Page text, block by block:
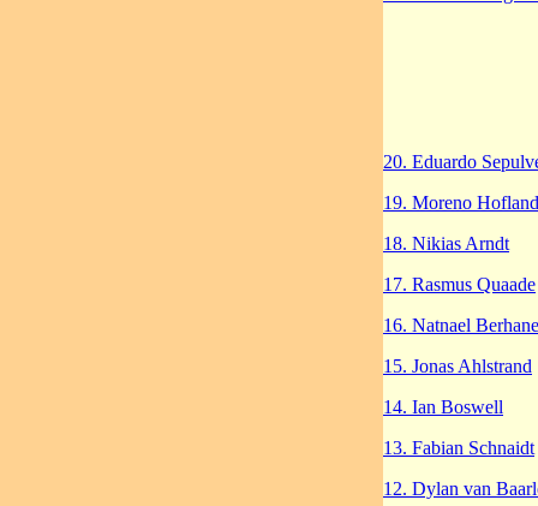
20. Eduardo
19. Moreno Hofland
18. Nikias Arndt
17. Rasmus Quaade
16. Natnael Berhane
15. Jonas Ahlstrand
14. Ian Boswell
13. Fabian Schnaidt
12. Dylan van